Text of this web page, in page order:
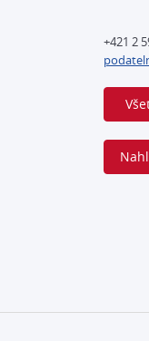
+421 2